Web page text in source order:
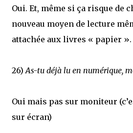
Oui. Et, même si ça risque de
nouveau moyen de lecture
attachée aux livres « papier ».
26)As-tu déjà lu en numérique,
Oui mais pas sur moniteur
sur écran)